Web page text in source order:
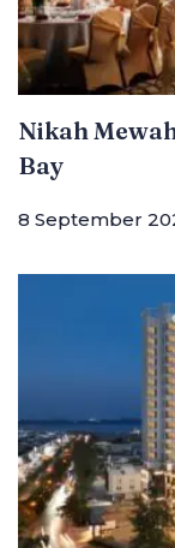
Nikah
Bay
8 September